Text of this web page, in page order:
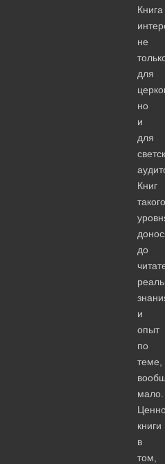
Книга
не
для
но
и
для
Книг
такого
до
и
опыт
по
теме,
мало.
книги
в
том,